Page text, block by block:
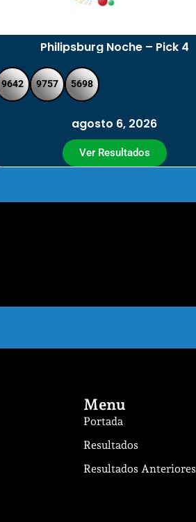
Philipsburg Noche – Pick 4
9642 9757 5698
agosto 6, 2026
Ver Resultados
Menu
Portada
Resultados
Resultados Anteriores